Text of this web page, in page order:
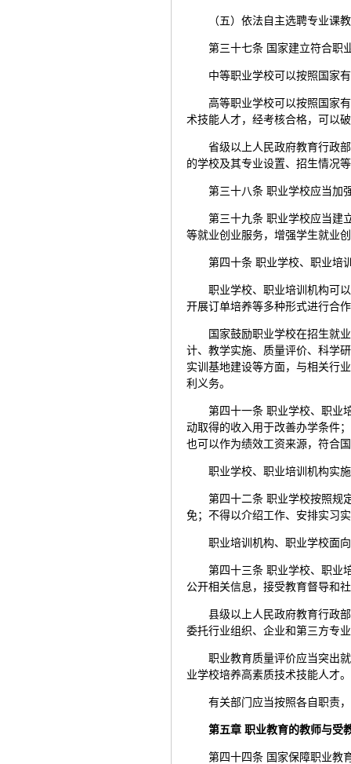
（五）依法自主选聘专业课
第三十七条 国家建立符合职
中等职业学校可以按照国家
高等职业学校可以按照国家
术技能人才，经考核合格，可以
省级以上人民政府教育行政
的学校及其专业设置、招生情况
第三十八条 职业学校应当加
第三十九条 职业学校应当建
等就业创业服务，增强学生就业
第四十条 职业学校、职业培
职业学校、职业培训机构可
开展订单培养等多种形式进行合
国家鼓励职业学校在招生就
计、教学实施、质量评价、科学
实训基地建设等方面，与相关行
利义务。
第四十一条 职业学校、职业
动取得的收入用于改善办学条件
也可以作为绩效工资来源，符合
职业学校、职业培训机构实
第四十二条 职业学校按照规
免；不得以介绍工作、安排实习
职业培训机构、职业学校面
第四十三条 职业学校、职业
公开相关信息，接受教育督导和
县级以上人民政府教育行政
委托行业组织、企业和第三方专
职业教育质量评价应当突出
业学校培养高素质技术技能人才。
有关部门应当按照各自职责
第五章 职业教育的教师与受
第四十四条 国家保障职业教